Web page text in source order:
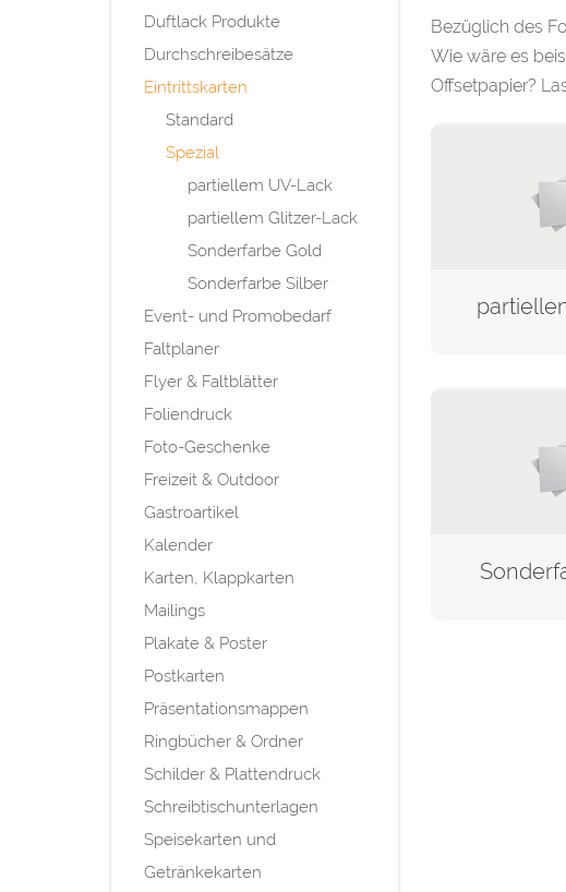
Duftlack Produkte
Durchschreibesätze
Eintrittskarten
Standard
Spezial
partiellem UV-Lack
partiellem Glitzer-Lack
Sonderfarbe Gold
Sonderfarbe Silber
Event- und Promobedarf
Faltplaner
Flyer & Faltblätter
Foliendruck
Foto-Geschenke
Freizeit & Outdoor
Gastroartikel
Kalender
Karten, Klappkarten
Mailings
Plakate & Poster
Postkarten
Präsentationsmappen
Ringbücher & Ordner
Schilder & Plattendruck
Schreibtischunterlagen
Speisekarten und
Getränkekarten
Bezüglich des
Wie wäre es
Offsetpapier?